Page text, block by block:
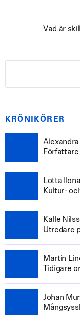
Vad är
KRÖNIKÖRER
Lotta
Kultur-
Kalle
Utredare
Martin
Tidigare
Johan